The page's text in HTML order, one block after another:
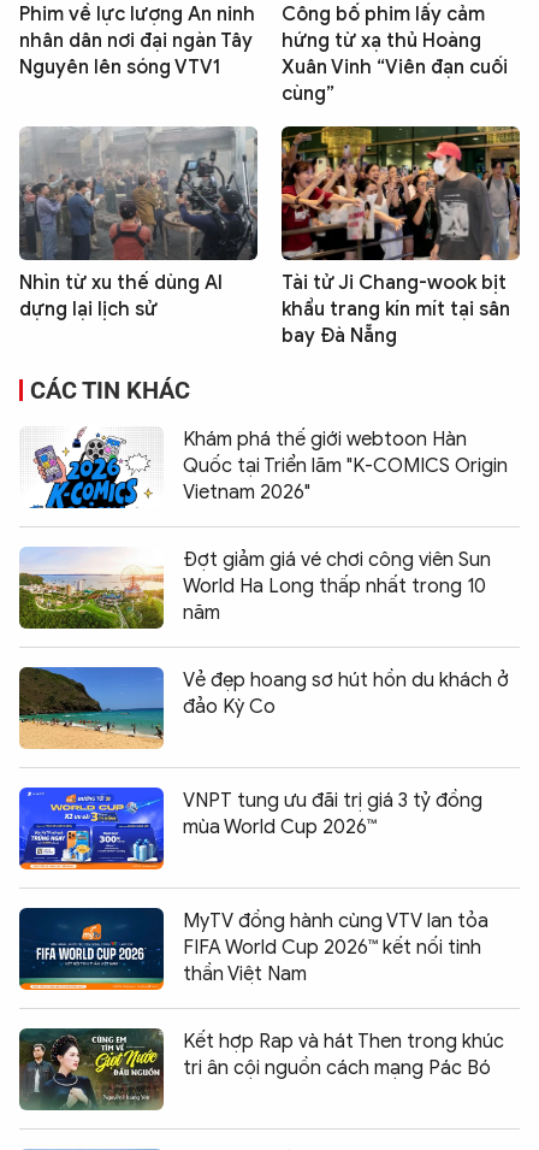
Phim về lực lượng An ninh
nhân dân nơi đại ngàn Tây
Nguyên lên sóng VTV1
Công bố phim lấy cảm
hứng từ xạ thủ Hoàng
Xuân Vinh “Viên đạn cuối
cùng”
Nhìn từ xu thế dùng AI
dựng lại lịch sử
Tài tử Ji Chang-wook bịt
khẩu trang kín mít tại sân
bay Đà Nẵng
CÁC TIN KHÁC
Khám phá thế giới webtoon Hàn
Quốc tại Triển lãm "K-COMICS Origin
Vietnam 2026"
Đợt giảm giá vé chơi công viên Sun
World Ha Long thấp nhất trong 10
năm
Vẻ đẹp hoang sơ hút hồn du khách ở
đảo Kỳ Co
VNPT tung ưu đãi trị giá 3 tỷ đồng
mùa World Cup 2026™
MyTV đồng hành cùng VTV lan tỏa
FIFA World Cup 2026™ kết nối tinh
thần Việt Nam
Kết hợp Rap và hát Then trong khúc
tri ân cội nguồn cách mạng Pác Bó